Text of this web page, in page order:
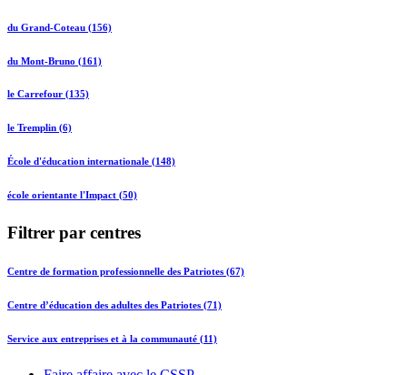
du Grand-Coteau (156)
du Mont-Bruno (161)
le Carrefour (135)
le Tremplin (6)
École d'éducation internationale (148)
école orientante l'Impact (50)
Filtrer par centres
Centre de formation professionnelle des Patriotes (67)
Centre d’éducation des adultes des Patriotes (71)
Service aux entreprises et à la communauté (11)